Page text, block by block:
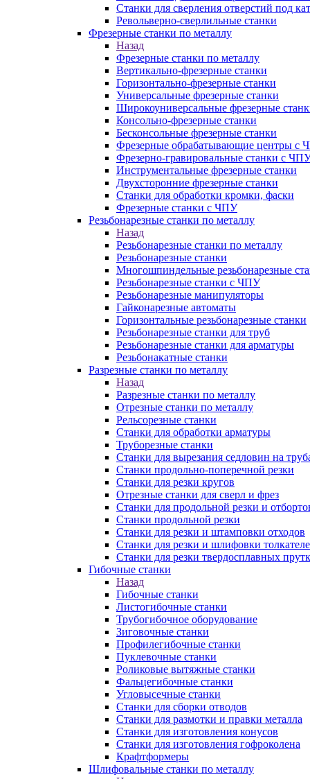
Станки для сверления отверстий под
Револьверно-сверлильные станки
Фрезерные станки по металлу
Назад
Фрезерные станки по металлу
Вертикально-фрезерные станки
Горизонтально-фрезерные станки
Универсальные фрезерные станки
Широкоуниверсальные фрезерные
Консольно-фрезерные станки
Бесконсольные фрезерные станки
Фрезерные обрабатывающие центры с
Фрезерно-гравировальные станки с
Инструментальные фрезерные станки
Двухсторонние фрезерные станки
Станки для обработки кромки, фаски
Фрезерные станки с ЧПУ
Резьбонарезные станки по металлу
Назад
Резьбонарезные станки по металлу
Резьбонарезные станки
Многошпиндельные резьбонарезные
Резьбонарезные станки с ЧПУ
Резьбонарезные манипуляторы
Гайконарезные автоматы
Горизонтальные резьбонарезные станки
Резьбонарезные станки для труб
Резьбонарезные станки для арматуры
Резьбонакатные станки
Разрезные станки по металлу
Назад
Разрезные станки по металлу
Отрезные станки по металлу
Рельсорезные станки
Станки для обработки арматуры
Труборезные станки
Станки для вырезания седловин на
Станки продольно-поперечной резки
Станки для резки кругов
Отрезные станки для сверл и фрез
Станки для продольной резки и
Станки продольной резки
Станки для резки и штамповки отходов
Станки для резки и шлифовки
Станки для резки твердосплавных
Гибочные станки
Назад
Гибочные станки
Листогибочные станки
Трубогибочное оборудование
Зиговочные станки
Профилегибочные станки
Пуклевочные станки
Роликовые вытяжные станки
Фальцегибочные станки
Угловысечные станки
Станки для сборки отводов
Станки для размотки и правки металла
Станки для изготовления конусов
Станки для изготовления гофроколена
Крафтформеры
Шлифовальные станки по металлу